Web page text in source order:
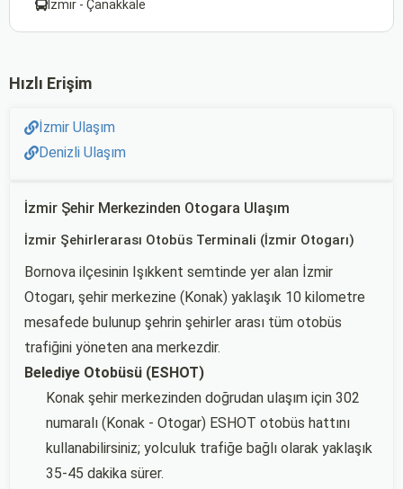
İzmir - Çanakkale
Hızlı Erişim
İzmir Ulaşım
Denizli Ulaşım
İzmir Şehir Merkezinden Otogara Ulaşım
İzmir Şehirlerarası Otobüs Terminali (İzmir Otogarı)
Bornova ilçesinin Işıkkent semtinde yer alan İzmir
Otogarı, şehir merkezine (Konak) yaklaşık 10 kilometre
mesafede bulunup şehrin şehirler arası tüm otobüs
trafiğini yöneten ana merkezdir.
Belediye Otobüsü (ESHOT)
Konak şehir merkezinden doğrudan ulaşım için 302
numaralı (Konak - Otogar) ESHOT otobüs hattını
kullanabilirsiniz; yolculuk trafiğe bağlı olarak yaklaşık
35-45 dakika sürer.